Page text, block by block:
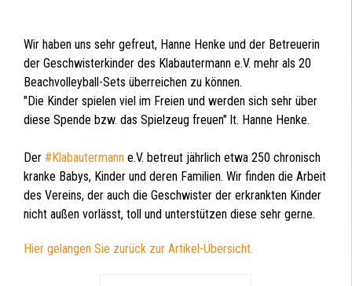
Wir haben uns sehr gefreut, Hanne Henke und der Betreuerin
der Geschwisterkinder des Klabautermann e.V. mehr als 20
Beachvolleyball-Sets überreichen zu können.
"Die Kinder spielen viel im Freien und werden sich sehr über
diese Spende bzw. das Spielzeug freuen" lt. Hanne Henke.
Der #Klabautermann e.V. betreut jährlich etwa 250 chronisch
kranke Babys, Kinder und deren Familien. Wir finden die Arbeit
des Vereins, der auch die Geschwister der erkrankten Kinder
nicht außen vorlässt, toll und unterstützen diese sehr gerne.
Hier gelangen Sie zurück zur Artikel-Übersicht.